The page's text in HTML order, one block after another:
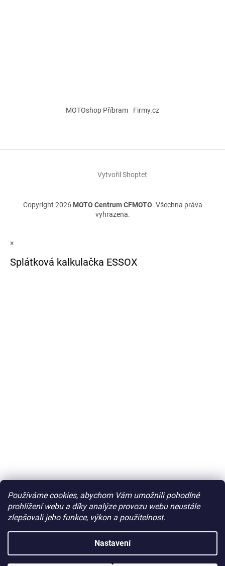
Používáme cookies, abychom Vám umožnili pohodlné
prohlížení webu a díky analýze provozu webu neustále
zlepšovali jeho funkce, výkon a použitelnost.
Nastavení
MOTOshop Příbram Firmy.cz
Vytvořil Shoptet
Copyright 2026 MOTO Centrum CFMOTO. Všechna práva
vyhrazena.
×
Splátková kalkulačka ESSOX